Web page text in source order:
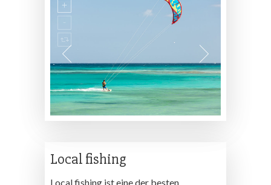
Local fishing
Local fishing ist eine der besten